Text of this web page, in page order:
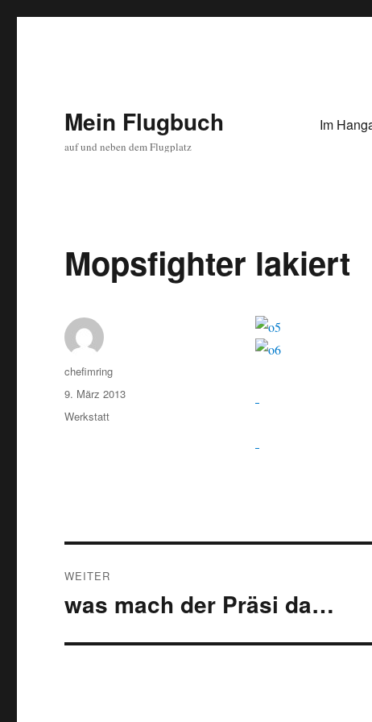
Mein Flugbuch
auf und neben dem Flugplatz
Im
Mopsfighter lakiert
Autor
chefimring
Veröffentlicht
am
9. März 2013
Kategorien
Werkstatt
WEITER
Nächster
was mach der Präsi da…